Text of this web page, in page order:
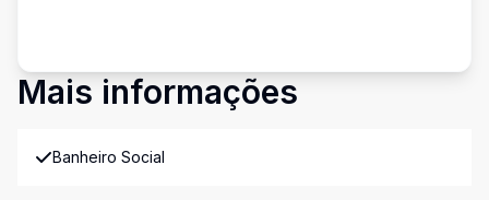
Mais informações
Banheiro Social